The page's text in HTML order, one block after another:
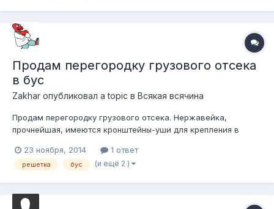
Продам перегородку грузового отсека
в бус
Zakhar опубликовал a topic в Всякая всячина
Продам перегородку грузового отсека. Нержавейка,
прочнейшая, имеются кронштейны-уши для крепления в
подходит, прикольно! просто нет необходимости. Вещь
брутальная, моднейшая и необходимая если вы возите на
23 ноября, 2014 1 ответ
решетка бус (и ещё 2 )